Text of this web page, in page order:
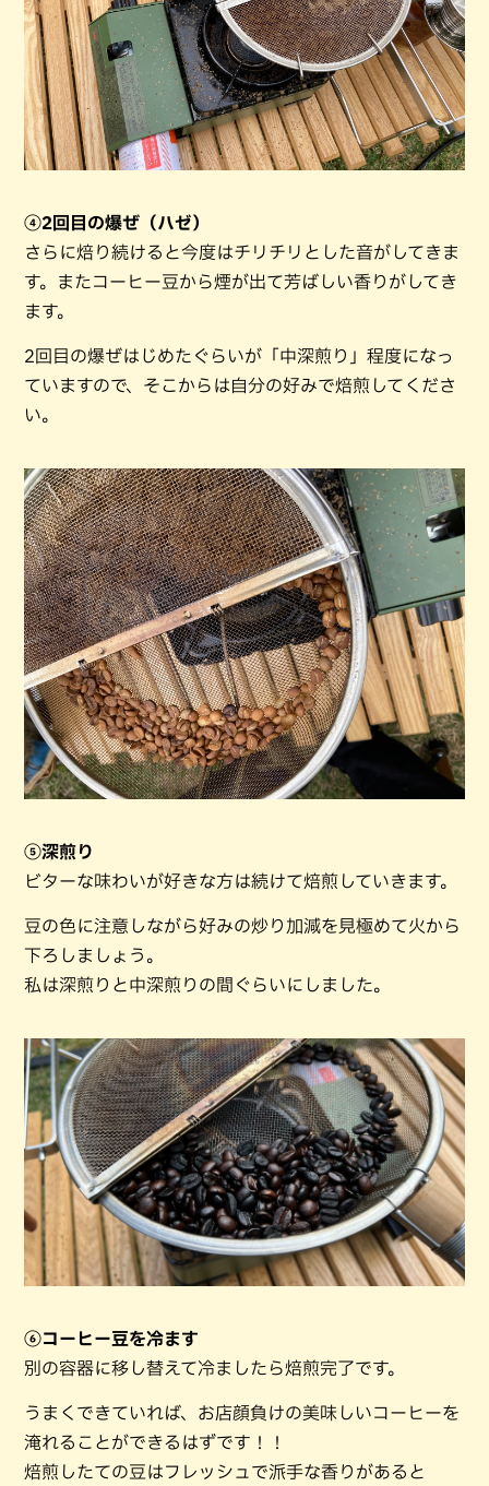
④2回目の爆ぜ（ハゼ）
さらに焙り続けると今度はチリチリとした音がしてきま
す。またコーヒー豆から煙が出て芳ばしい香りがしてき
ます。
2回目の爆ぜはじめたぐらいが「中深煎り」程度になっ
ていますので、そこからは自分の好みで焙煎してくださ
い。
⑤深煎り
ビターな味わいが好きな方は続けて焙煎していきます。
豆の色に注意しながら好みの炒り加減を見極めて火から
下ろしましょう。
私は深煎りと中深煎りの間ぐらいにしました。
⑥コーヒー豆を冷ます
別の容器に移し替えて冷ましたら焙煎完了です。
うまくできていれば、お店顔負けの美味しいコーヒーを
淹れることができるはずです！！
焙煎したての豆はフレッシュで派手な香りがあると